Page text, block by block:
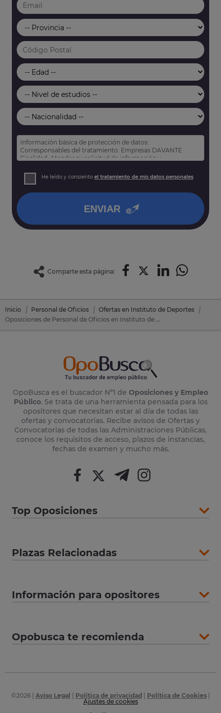
Información básica de protección de datos:
Corresponsables del tratamiento: Empresas DAVANTE
Finalidad: Atender su solicitud de información y
Derechos: Puede acceder, rectificar y suprimir sus datos,
así como otros derechos tal y como se explica en nuestra
He leído y consiento el tratamiento de mis datos personales
ENVIAR
Comparte esta página:
Inicio Personal de Oficios
Ofertas en Instituto de Deportes
Oposiciones de Personal de Oficios en Instituto de Deportes (Sevilla)
OpoBusca es el buscador Nº1 de Oposiciones y Empleo
Público. Se trata de una herramienta pensada para los
opositores que necesitan estar al día de todas las
ofertas y convocatorias. Recibe avisos de Ofertas y
Convocatorias de todas las Administraciones Públicas,
conoce los requisitos de acceso, plazos de instancias,
fechas de examen y mucho más.
Top Oposiciones
Plazas Relacionadas
Información para opositores
Opobusca te recomienda
©2026| Aviso Legal Política de privacidad Política de Cookies|
Ajustes de cookies